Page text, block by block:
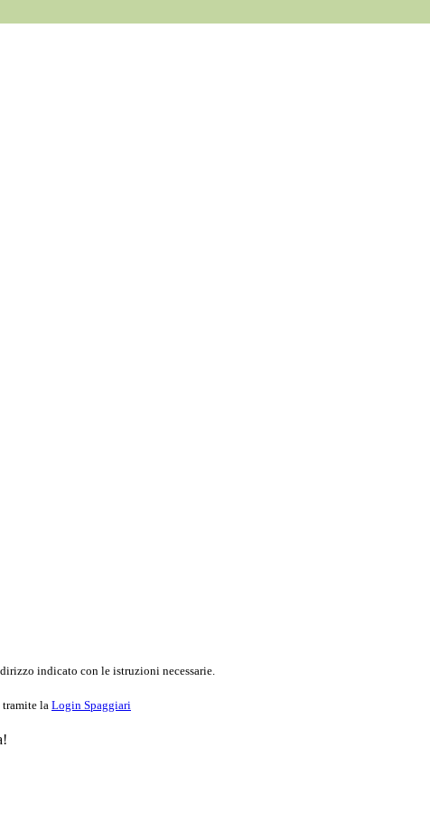
indicato con le istruzioni necessarie.
tramite la Login Spaggiari